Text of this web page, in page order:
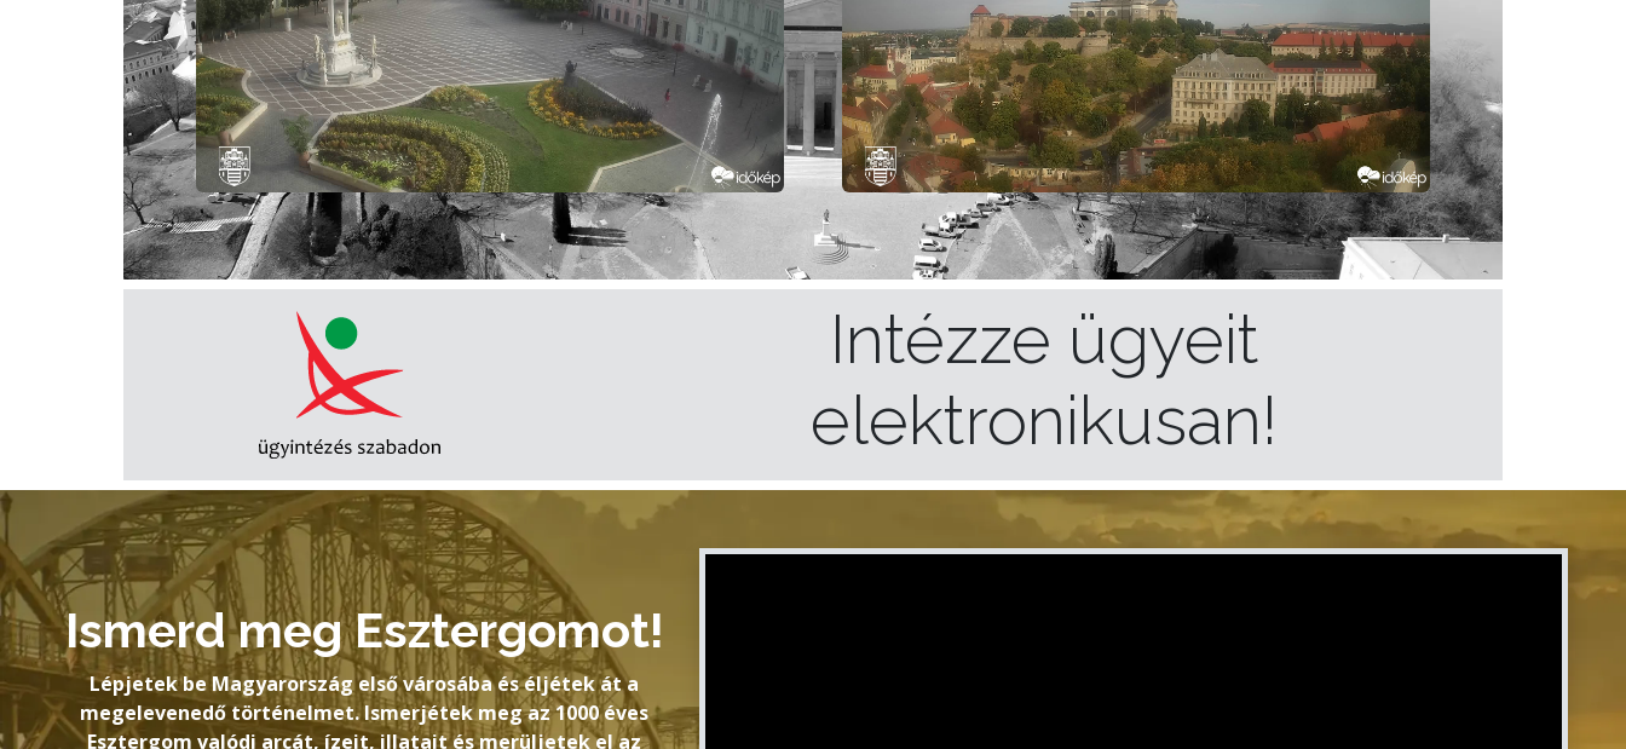
Intézze ügyeit
elektronikusan!
Ismerd meg Esztergomot!
Lépjetek be Magyarország első városába és éljétek át a
megelevenedő történelmet. Ismerjétek meg az 1000 éves
Esztergom valódi arcát, ízeit, illatait és merüljetek el az